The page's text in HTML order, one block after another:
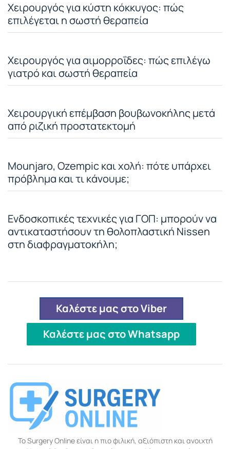
Χειρουργός για κύστη κόκκυγος: πώς
επιλέγεται η σωστή θεραπεία
Χειρουργός για αιμορροΐδες: πώς επιλέγω
γιατρό και σωστή θεραπεία
Χειρουργική επέμβαση βουβωνοκήλης μετά
από ριζική προστατεκτομή
Mounjaro, Ozempic και χολή: πότε υπάρχει
πρόβλημα και τι κάνουμε;
Ενδοσκοπικές τεχνικές για ΓΟΠ: μπορούν να
αντικαταστήσουν τη θολοπλαστική Nissen
στη διαφραγματοκήλη;
Καλέστε μας στο Viber
Καλέστε μας στο Whatsapp
Το Surgery Online είναι η πιο φιλική, αξιόπιστη και ανοιχτή